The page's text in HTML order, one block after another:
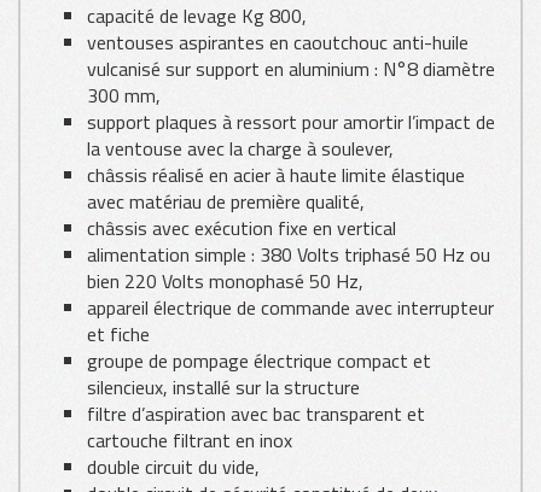
capacité de levage Kg 800,
ventouses aspirantes en caoutchouc anti-huile
vulcanisé sur support en aluminium : N°8 diamètre
300 mm,
support plaques à ressort pour amortir l’impact de
la ventouse avec la charge à soulever,
châssis réalisé en acier à haute limite élastique
avec matériau de première qualité,
châssis avec exécution fixe en vertical
alimentation simple : 380 Volts triphasé 50 Hz ou
bien 220 Volts monophasé 50 Hz,
appareil électrique de commande avec interrupteur
et fiche
groupe de pompage électrique compact et
silencieux, installé sur la structure
filtre d’aspiration avec bac transparent et
cartouche filtrant en inox
double circuit du vide,